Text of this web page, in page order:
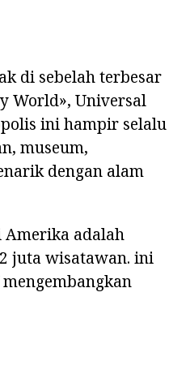
di sebelah terbesar
World», Universal
ini hampir selalu
museum,
dengan alam
adalah
juta wisatawan. ini